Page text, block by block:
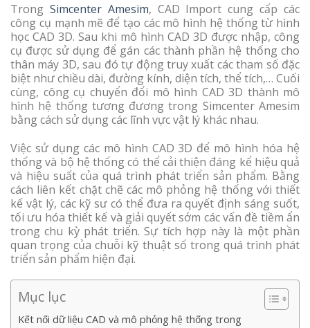
Trong Simcenter Amesim, CAD Import cung cấp các
công cụ mạnh mẽ để tạo các mô hình hệ thống từ hình
học CAD 3D. Sau khi mô hình CAD 3D được nhập, công
cụ được sử dụng để gán các thành phần hệ thống cho
thân máy 3D, sau đó tự động truy xuất các tham số đặc
biệt như chiều dài, đường kính, diện tích, thể tích,… Cuối
cùng, công cụ chuyển đổi mô hình CAD 3D thành mô
hình hệ thống tương đương trong Simcenter Amesim
bằng cách sử dụng các lĩnh vực vật lý khác nhau.
Việc sử dụng các mô hình CAD 3D để mô hình hóa hệ
thống và bộ hệ thống có thể cải thiện đáng kể hiệu quả
và hiệu suất của quá trình phát triển sản phẩm. Bằng
cách liên kết chặt chẽ các mô phỏng hệ thống với thiết
kế vật lý, các kỹ sư có thể đưa ra quyết định sáng suốt,
tối ưu hóa thiết kế và giải quyết sớm các vấn đề tiềm ẩn
trong chu kỳ phát triển. Sự tích hợp này là một phần
quan trọng của chuỗi kỹ thuật số trong quá trình phát
triển sản phẩm hiện đại.
Mục lục
Kết nối dữ liệu CAD và mô phỏng hệ thống trong